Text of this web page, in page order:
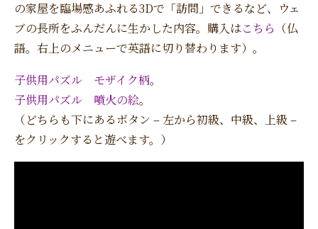
の家屋を臨場感あふれる3Dで「訪問」できるなど、ウェ
ブの長所をふんだんに生かした内容。購入はこちら （仏
語。右上のメニューで英語に切り替わります）。
子供用パズル モザイク柄。
子供用パズル 噴火の絵。
（どちらも下にあるボタン – 左から初級、中級、上級 –
をクリックすると遊べます。）